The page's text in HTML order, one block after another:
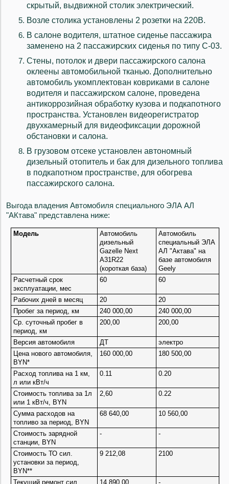
скрытый, выдвижной столик электрический.
Возле столика установлены 2 розетки на 220В.
В салоне водителя, штатное сиденье пассажира
заменено на 2 пассажирских сиденья по типу С-03.
Стены, потолок и двери пассажирского салона
оклеены автомобильной тканью. Дополнительно
автомобиль укомплектован ковриками в салоне
водителя и пассажирском салоне, проведена
антикоррозийная обработку кузова и подкапотного
пространства. Установлен видеорегистратор
двухкамерный для видеофиксации дорожной
обстановки и салона.
В грузовом отсеке установлен автономный
дизельный отопитель и бак для дизельного топлива
в подкапотном пространстве, для обогрева
пассажирского салона.
Выгода владения Автомобиля специального ЭЛА АЛ
"АКтава" представлена ниже:
Модель
Автомобиль
дизельный
Gazelle Next
A31R22
(короткая база)
Автомобиль
специальный ЭЛА
АЛ "Актава" на
базе автомобиля
Geely
Расчетный срок
эксплуатации, мес
60 60
Рабочих дней в месяц 20
20
Пробег за период, км
240 000,00
240 000,00
Ср. суточный пробег в
период, км
200,00 200,00
Версия автомобиля ДТ
электро
Цена нового автомобиля,
BYN*
160 000,00 180 500,00
Расход топлива на 1 км,
л или кВт/ч
0.11 0.20
Стоимость топлива за 1л
или 1 кВт/ч, BYN
2,60 0.22
Сумма расходов на
топливо за период, BYN
68 640,00 10 560,00
Стоимость зарядной
станции, BYN
- -
Стоимость ТО сил.
установки за период,
BYN**
9 212,08 2100
Текущий ремонт сил. 14 890,00 -